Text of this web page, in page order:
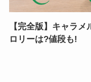
【完全版】キャラ
ロリーは?値段も!